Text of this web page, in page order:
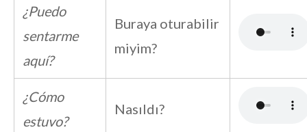
¿Puedo
sentarme
aquí?
Buraya oturabilir
miyim?
¿Cómo
estuvo?
Nasıldı?